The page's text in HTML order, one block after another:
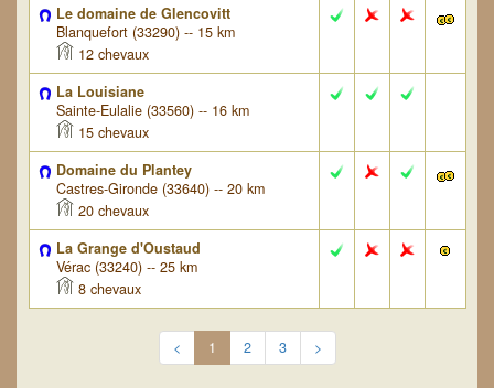
Le domaine de Glencovitt
Blanquefort (33290) -- 15 km
12 chevaux
La Louisiane
Sainte-Eulalie (33560) -- 16 km
15 chevaux
Domaine du Plantey
Castres-Gironde (33640) -- 20 km
20 chevaux
La Grange d'Oustaud
Vérac (33240) -- 25 km
8 chevaux
< 1 2 3 >